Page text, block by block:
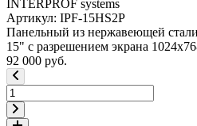
INTERPROF systems
Артикул: IPF-15HS2P
Панельный из нержавеющей
15" с разрешением экрана
92 000 руб.